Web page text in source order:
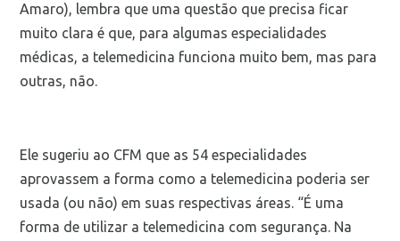
Amaro), lembra que uma questão que precisa ficar
muito clara é que, para algumas especialidades
médicas, a telemedicina funciona muito bem, mas para
outras, não.
Ele sugeriu ao CFM que as 54 especialidades
aprovassem a forma como a telemedicina poderia ser
usada (ou não) em suas respectivas áreas. “É uma
forma de utilizar a telemedicina com segurança. Na